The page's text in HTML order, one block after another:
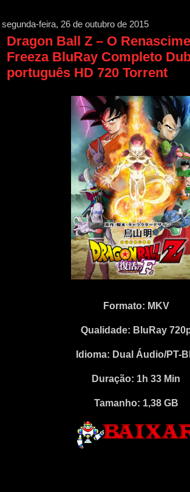
segunda-feira, 26 de outubro de 2015
Dragon Ball Z – O
Freeza BluRay Completo
português HD 720 Torrent
Formato: MKV
Qualidade: BluRay
Idioma: Dual Áudio/PT-
Duração: 1h 33 Min
Tamanho: 1,38 GB